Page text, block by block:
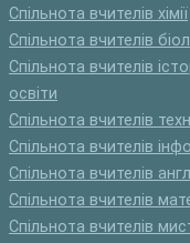
Спільнота вчителів хімії
Спільнота вчителів
Спільнота вчителів
освіти
Спільнота вчителів
Спільнота вчителів
Спільнота вчителів
Спільнота вчителів
Спільнота вчителів